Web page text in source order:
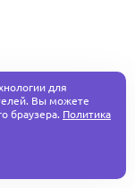
для
Вы можете
браузера. Политика